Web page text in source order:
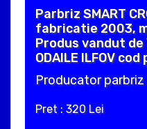
Parbriz SMART
fabricatie 2003,
Produs vandut
ODAILE ILFOV
Producator parbriz
Pret : 320 Lei